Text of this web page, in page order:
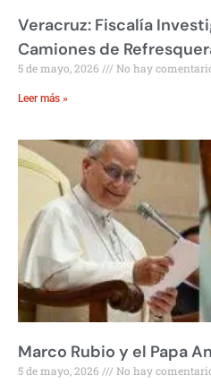
Veracruz: Fiscalía
Camiones de
5 de mayo, 2026 No hay
Leer más »
Marco Rubio y el Papa
5 de mayo, 2026 No hay